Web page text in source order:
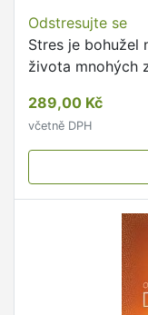
Odstresujte se
Stres je bohužel
života mnohých
289,00 Kč
včetně DPH